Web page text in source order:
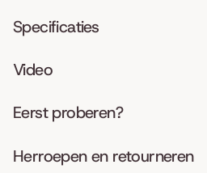
Specificaties
Video
Eerst proberen?
Herroepen en retourneren